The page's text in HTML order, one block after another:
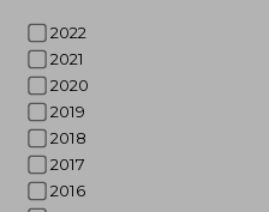
2022
2021
2020
2019
2018
2017
2016